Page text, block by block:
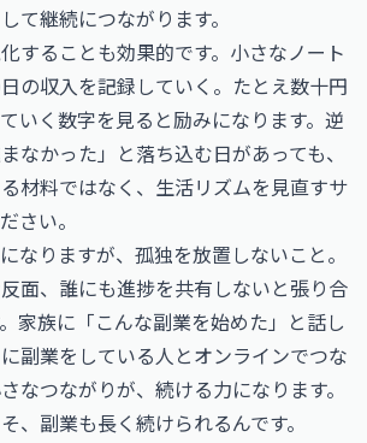
て継続につながります。
することも効果的です。小さなノート
の収入を記録していく。たとえ数十円
いく数字を見ると励みになります。逆
なかった」と落ち込む日があっても、
材料ではなく、生活リズムを見直すサ
さい。
なりますが、孤独を放置しないこと。
面、誰にも進捗を共有しないと張り合
家族に「こんな副業を始めた」と話し
副業をしている人とオンラインでつな
なつながりが、続ける力になります。
、副業も長く続けられるんです。